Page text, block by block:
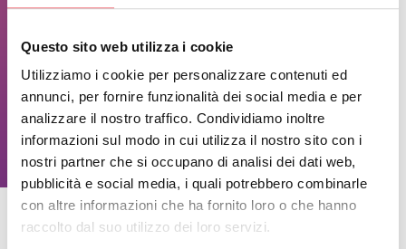
Questo sito web utilizza i cookie
Utilizziamo i cookie per personalizzare contenuti ed
annunci, per fornire funzionalità dei social media e per
analizzare il nostro traffico. Condividiamo inoltre
informazioni sul modo in cui utilizza il nostro sito con i
nostri partner che si occupano di analisi dei dati web,
pubblicità e social media, i quali potrebbero combinarle
con altre informazioni che ha fornito loro o che hanno
raccolto dal suo utilizzo dei loro servizi.
Lunedì, giovedì e venerdì 11:00-14:30 e 17:00-23:00. Martedì
mercoledì.
RICHIEDI INFORMAZIONI